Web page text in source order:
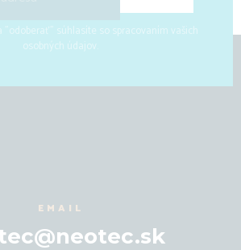
"odoberať" súhlasíte so spracovaním vašich
osobných údajov.
EMAIL